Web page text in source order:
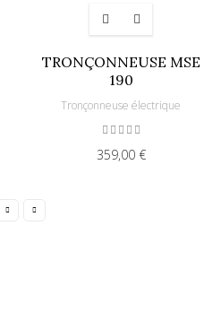
TRONÇONNEUSE MSE
190
Tronçonneuse électrique
359,00 €